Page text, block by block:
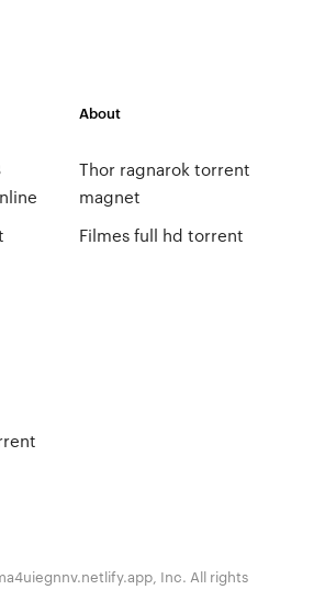
About
Thor ragnarok torrent
magnet
Filmes full hd torrent
Inc. All rights